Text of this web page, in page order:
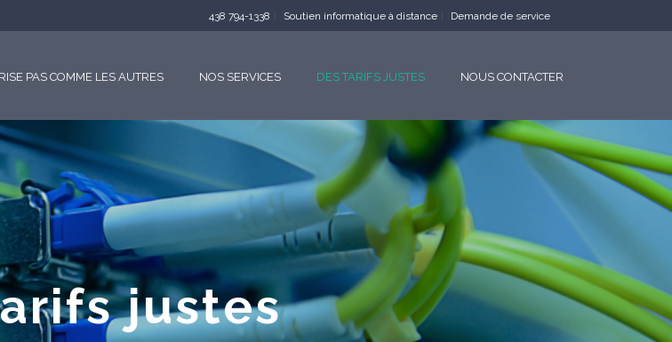
438 794-1338 Soutien informatique à distance Demande de service
PAS COMME LES AUTRES NOS SERVICES DES TARIFS JUSTES NOUS CONTACTER
justes